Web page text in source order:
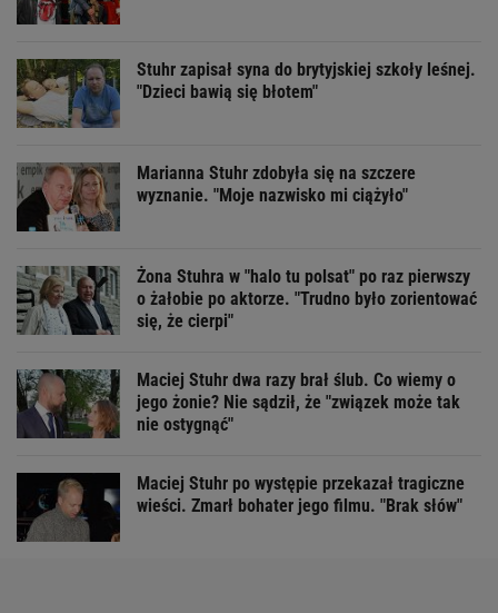
Stuhr zapisał syna do brytyjskiej szkoły leśnej.
"Dzieci bawią się błotem"
Marianna Stuhr zdobyła się na szczere
wyznanie. "Moje nazwisko mi ciążyło"
Żona Stuhra w "halo tu polsat" po raz pierwszy
o żałobie po aktorze. "Trudno było zorientować
się, że cierpi"
Maciej Stuhr dwa razy brał ślub. Co wiemy o
jego żonie? Nie sądził, że "związek może tak
nie ostygnąć"
Maciej Stuhr po występie przekazał tragiczne
wieści. Zmarł bohater jego filmu. "Brak słów"